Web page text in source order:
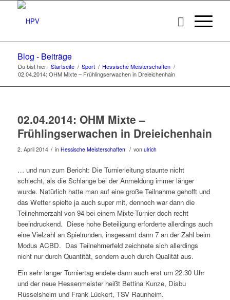
Blog - Beiträge
Du bist hier: Startseite / Sport / Hessische Meisterschaften /
02.04.2014: OHM Mixte – Frühlingserwachen in Dreieichenhain
02.04.2014: OHM Mixte –
Frühlingserwachen in Dreieichenhain
2. April 2014 / in Hessische Meisterschaften / von ulrich
… und nun zum Bericht: Die Turnierleitung staunte nicht
schlecht, als die Schlange bei der Anmeldung immer länger
wurde. Natürlich hatte man auf eine große Teilnahme gehofft und
das Wetter spielte ja auch super mit, dennoch war dann die
Teilnehmerzahl von 94 bei einem Mixte-Turnier doch recht
beeindruckend. Diese hohe Beteiligung erforderte allerdings auch
eine Vielzahl an Spielrunden, insgesamt dann 7 an der Zahl beim
Modus ACBD. Das Teilnehmerfeld zeichnete sich allerdings
nicht nur durch Quantität, sondern auch durch Qualität aus.
Ein sehr langer Turniertag endete dann auch erst um 22.30 Uhr
und der neue Hessenmeister heißt Bettina Kunze, Disbu
Rüsselsheim und Frank Lückert, TSV Raunheim.